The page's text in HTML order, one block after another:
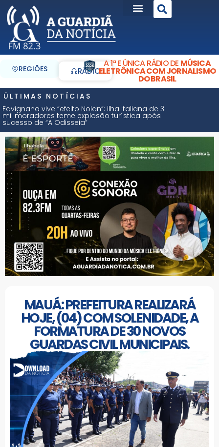
REGIÕES RÁDIO
A 1ª E ÚNICA RÁDIO DE MÚSICA
ELETRÔNICA COM JORNALISMO
DO BRASIL
ÚLTIMAS NOTÍCIAS
Favignana vive “efeito Nolan”: ilha italiana de 3
mil moradores teme explosão turística após
sucesso de “A Odisseia”
MAUÁ: PREFEITURA REALIZARÁ
HOJE, (04) COM SOLENIDADE, A
FORMATURA DE 30 NOVOS
GUARDAS CIVIL MUNICIPAIS.